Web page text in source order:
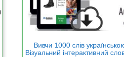
Вивчи 1000 слів
Візуальний інтерактивний
сторінці
товару